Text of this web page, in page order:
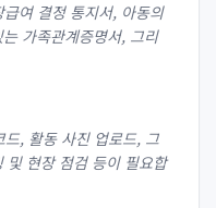
여 결정 통지서, 아동의
가족관계증명서, 그리
, 활동 사진 업로드, 그
및 현장 점검 등이 필요합